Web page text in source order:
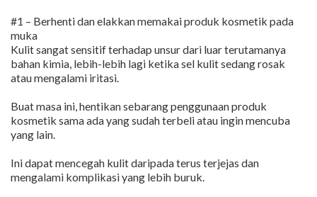
#1 – Berhenti dan elakkan memakai produk kosmetik pada
muka
Kulit sangat sensitif terhadap unsur dari luar terutamanya
bahan kimia, lebih-lebih lagi ketika sel kulit sedang rosak
atau mengalami iritasi.
Buat masa ini, hentikan sebarang penggunaan produk
kosmetik sama ada yang sudah terbeli atau ingin mencuba
yang lain.
Ini dapat mencegah kulit daripada terus terjejas dan
mengalami komplikasi yang lebih buruk.